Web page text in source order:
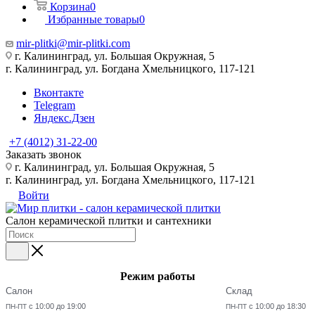
Корзина0
Избранные товары0
mir-plitki@mir-plitki.com
г. Калининград, ул. Большая Окружная, 5
г. Калининград, ул. Богдана Хмельницкого, 117-121
Вконтакте
Telegram
Яндекс.Дзен
+7 (4012) 31-22-00
Заказать звонок
г. Калининград, ул. Большая Окружная, 5
г. Калининград, ул. Богдана Хмельницкого, 117-121
Войти
Салон керамической плитки и сантехники
Режим работы
Салон
ПН-ПТ с 10:00 до 19:00
Склад
ПН-ПТ с 10:00 до 18:30